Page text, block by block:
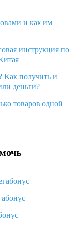
и как им
инструкция по
Как получить и
деньги?
товаров одной
и что
паспортные
Алиэкспресс
вернут деньги?
их получить и